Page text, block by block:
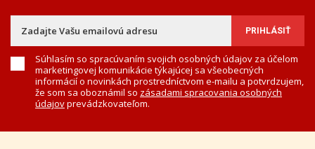
Súhlasím so spracúvaním svojich osobných údajov za účelom
marketingovej komunikácie týkajúcej sa všeobecných
informácií o novinkách prostredníctvom e-mailu a potvrdzujem,
že som sa oboznámil so zásadami spracovania osobných
údajovprevádzkovateľom.